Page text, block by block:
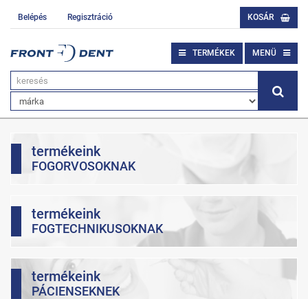
Belépés Regisztráció KOSÁR
TERMÉKEK MENÜ
termékeink
FOGORVOSOKNAK
termékeink
FOGTECHNIKUSOKNAK
termékeink
PÁCIENSEKNEK